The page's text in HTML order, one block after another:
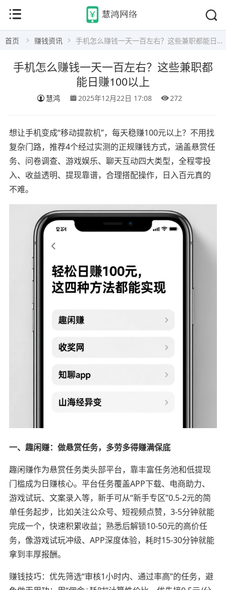
首页 赚钱资讯 手机怎么赚钱一天一百左右？这些兼职都能日赚100以上
手机怎么赚钱一天一百左右？这些兼职都
能日赚100以上
慧鸿 2025年12月22日 17:08 272
想让手机变成“移动提款机”，每天稳赚100元以上？不用找
复杂门路，推荐4个经过实测的正规赚钱方式，涵盖悬赏任
务、问卷调查、游戏娱乐、聊天互动四大类型，全程零投
入、收益透明、提现靠谱，合理搭配操作，日入百元真的
不难。
一、趣闲赚：做悬赏任务，多劳多得赚满保底
趣闲赚作为悬赏任务类头部平台，靠丰富任务池和低提现
门槛成为日赚核心。平台任务覆盖APP下载、电商助力、
游戏试玩、文案录入等，新手可从“新手专区”0.5-2元的简
单任务起步，比如关注公众号、短视频点赞，3-5分钟就能
完成一个，快速积累收益；熟悉后解锁10-50元的高价任
务，像游戏试玩冲级、APP深度体验，耗时15-30分钟就能
拿到丰厚报酬。
赚钱技巧：优先筛选“审核1小时内、通过率高”的任务，避